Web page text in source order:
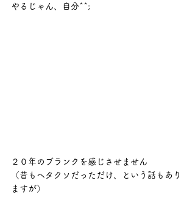
やるじゃん、自分^^;
２０年のブランクを感じさせません
（昔もヘタクソだっただけ、という話もあり
ますが）